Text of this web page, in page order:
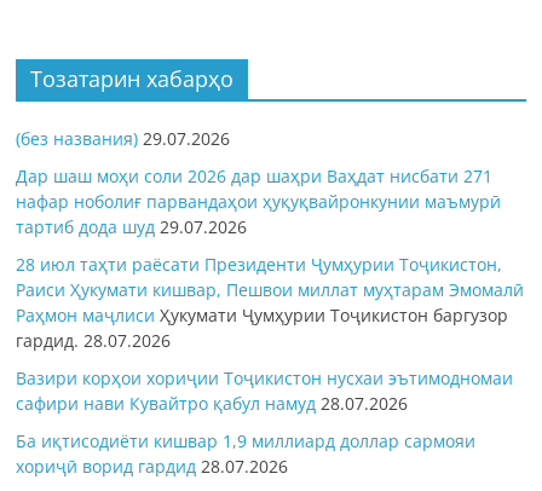
Тозатарин хабарҳо
(без названия) 29.07.2026
Дар шаш моҳи соли 2026 дар шаҳри Ваҳдат нисбати 271
нафар ноболиғ парвандаҳои ҳуқуқвайронкунии маъмурӣ
тартиб дода шуд 29.07.2026
28 июл таҳти раёсати Президенти Ҷумҳурии Тоҷикистон,
Раиси Ҳукумати кишвар, Пешвои миллат муҳтарам Эмомалӣ
Раҳмон маҷлисиҲукумати Ҷумҳурии Тоҷикистон баргузор
гардид.28.07.2026
Вазири корҳои хориҷии Тоҷикистон нусхаи эътимодномаи
сафири нави Кувайтро қабул намуд 28.07.2026
Ба иқтисодиёти кишвар 1,9 миллиард доллар сармояи
хориҷӣ ворид гардид 28.07.2026